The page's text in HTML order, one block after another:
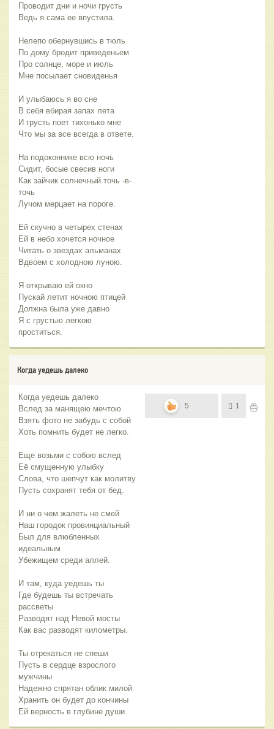
Проводит дни и ночи грусть
Ведь я сама ее впустила.
Нелепо обернувшись в тюль
По дому бродит приведеньем
Про солнце, море и июль
Мне посылает сновиденья
И улыбаюсь я во сне
В себя вбирая запах лета
И грусть поет тихонько мне
Что мы за все всегда в ответе.
На подоконнике всю ночь
Сидит, босые свесив ноги
Как зайчик солнечный точь -в-
точь
Лучом мерцает на пороге.
Ей скучно в четырех стенах
Ей в небо хочется ночное
Читать о звездах альманах
Вдвоем с холодною луною.
Я открываю ей окно
Пускай летит ночною птицей
Должна была уже давно
Я с грустью легкою
проститься.
Когда уедешь далеко
Когда уедешь далеко
Вслед за манящею мечтою
Взять фото не забудь с собой
Хоть помнить будет не легко.
Еще возьми с собою вслед
Её смущенную улыбку
Слова, что шепчут как молитву
Пусть сохранят тебя от бед.
И ни о чем жалеть не смей
Наш городок провинциальный
Был для влюбленных
идеальным
Убежищем среди аллей.
И там, куда уедешь ты
Где будешь ты встречать
рассветы
Разводят над Невой мосты
Как вас разводят километры.
Ты отрекаться не спеши
Пусть в сердце взрослого
мужчины
Надежно спрятан облик милой
Хранить он будет до кончины
Ей верность в глубине души.
5 1